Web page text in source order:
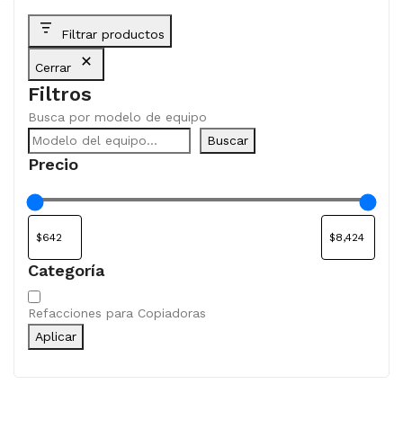
Filtrar productos
Cerrar
Filtros
Busca por modelo de equipo
Buscar
Precio
Categoría
Categoría
Refacciones para Copiadoras
Aplicar